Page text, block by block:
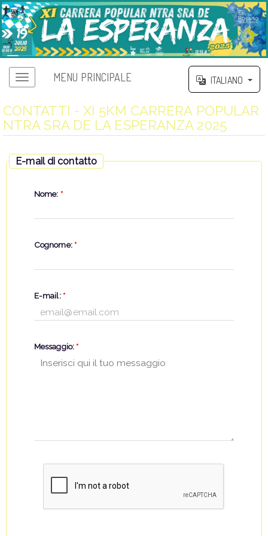
MENU PRINCIPALE ITALIANO
CONTATTI - XI 5KM CARRERA POPULAR
NTRA SRA DE LA ESPERANZA 2025
E-mail di contatto
Nome: *
Cognome: *
E-mail: *
Messaggio: *